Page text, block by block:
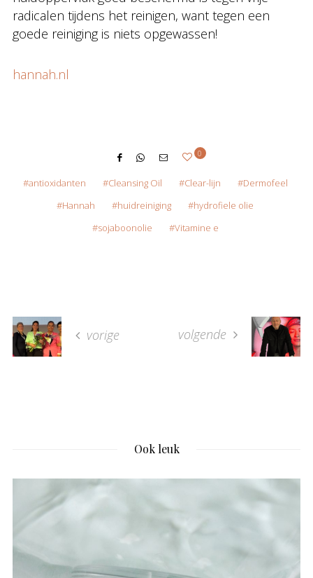
radicalen tijdens het reinigen, want tegen een
goede reiniging is niets opgewassen!
hannah.nl
0
antioxidanten Cleansing Oil Clear-lijn
Dermofeel
Hannah
huidreiniging
hydrofiele olie
sojaboonolie
Vitamine e
vorige volgende
Ook leuk